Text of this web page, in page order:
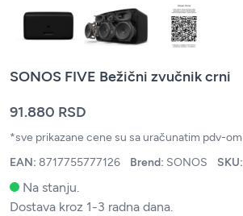
SONOS FIVE Bežični zvučnik crni
91.880 RSD
*sve prikazane cene su sa uračunatim pdv-om
EAN: 8717755777126 Brend: SONOS SKU:
Na stanju.
Dostava kroz 1-3 radna dana.